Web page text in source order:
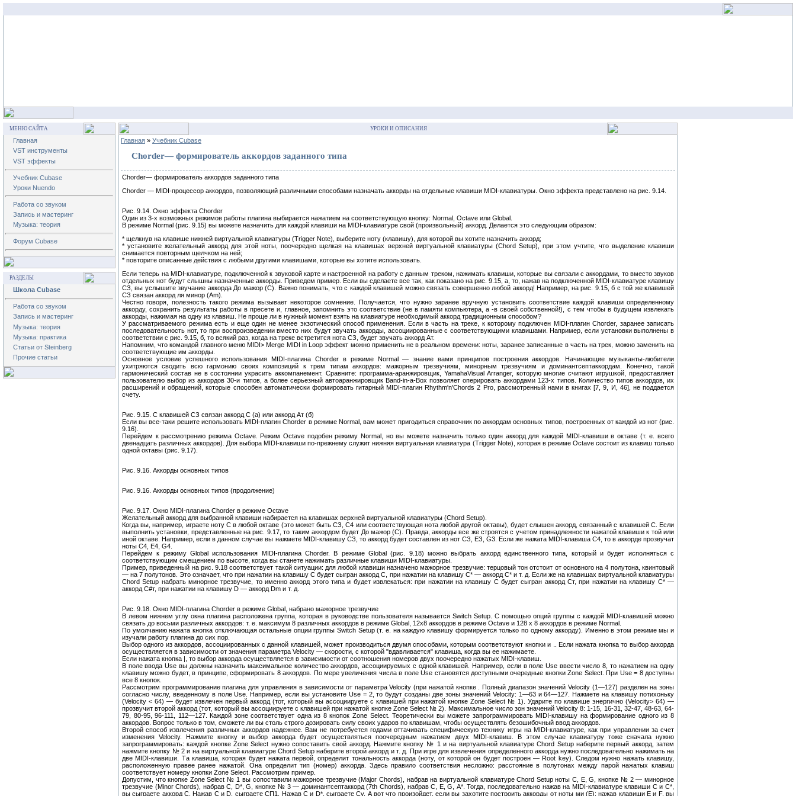
МЕНЮ САЙТА
Главная
VST инструменты
VST эффекты
Учебник Cubase
Уроки Nuendo
Работа со звуком
Запись и мастеринг
Музыка: теория
Форум Cubase
РАЗДЕЛЫ
Школа Cubase
Работа со звуком
Запись и мастеринг
Музыка: теория
Музыка: практика
Статьи от Steinberg
Прочие статьи
УРОКИ И ОПИСАНИЯ
Главная » Учебник Cubase
Chorder— формирователь аккордов заданного типа
Chorder— формирователь аккордов заданного типа
Chorder — MIDI-процессор аккордов, позволяющий различными способами назначать аккорды на отдельные клавиши MIDI-клавиатуры. Окно эффекта представлено на рис. 9.14.
Рис. 9.14. Окно эффекта Chorder
Один из 3-х возможных режимов работы плагина выбирается нажатием на соответствующую кнопку: Normal, Octave или Global.
В режиме Normal (рис. 9.15) вы можете назначить для каждой клавиши на MIDI-клавиатуре свой (произвольный) аккорд. Делается это следующим образом:
* щелкнув на клавише нижней виртуальной клавиатуры (Trigger Note), выберите ноту (клавишу), для которой вы хотите назначить аккорд;
* установите желательный аккорд для этой ноты, поочередно щелкая на клавишах верхней виртуальной клавиатуры (Chord Setup), при этом учтите, что выделение клавиши
снимается повторным щелчком на ней;
* повторите описанные действия с любыми другими клавишами, которые вы хотите использовать.
Если теперь на MIDI-клавиатуре, подключенной к звуковой карте и настроенной на работу с данным треком, нажимать клавиши, которые вы связали с аккордами, то вместо звуков
отдельных нот будут слышны назначенные аккорды. Приведем пример. Если вы сделаете все так, как показано на рис. 9.15, а, то, нажав на подключенной MIDI-клавиатуре клавишу
СЗ, вы услышите звучание аккорда До мажор (С). Важно понимать, что с каждой клавишей можно связать совершенно любой аккорд! Например, на рис. 9.15, б с той же клавишей
СЗ связан аккорд ля минор (Аm).
Честно говоря, полезность такого режима вызывает некоторое сомнение. Получается, что нужно заранее вручную установить соответствие каждой клавиши определенному
аккорду, сохранить результаты работы в пресете и, главное, запомнить это соответствие (не в памяти компьютера, а -в своей собственной!), с тем чтобы в будущем извлекать
аккорды, нажимая на одну из клавиш. Не проще ли в нужный момент взять на клавиатуре необходимый аккорд традиционным способом?
У рассматриваемого режима есть и еще один не менее экзотический способ применения. Если в часть на треке, к которому подключен MIDI-плагин Chorder, заранее записать
последовательность нот, то при воспроизведении вместо них будут звучать аккорды, ассоциированные с соответствующими клавишами. Например, если установки выполнены в
соответствии с рис. 9.15, б, то всякий раз, когда на треке встретится нота СЗ, будет звучать аккорд Ат.
Напомним, что командой главного меню MIDI> Merge MIDI in Loop эффект можно применить не в реальном времени: ноты, заранее записанные в часть на трек, можно заменить на
соответствующие им аккорды.
Основное условие успешного использования MIDI-плагина Chorder в режиме Normal — знание вами принципов построения аккордов. Начинающие музыканты-любители
ухитряются сводить всю гармонию своих композиций к трем типам аккордов: мажорным трезвучиям, минорным трезвучиям и доминантсептаккордам. Конечно, такой
гармонический состав не в состоянии украсить аккомпанемент. Сравните: программа-аранжировщик, YamahaVisual Arranger, которую многие считают игрушкой, предоставляет
пользователю выбор из аккордов 30-и типов, а более серьезный автоаранжировщик Band-in-a-Box позволяет оперировать аккордами 123-х типов. Количество типов аккордов, их
расширений и обращений, которые способен автоматически формировать гитарный MIDI-плагин Rhythm'n'Chords 2 Pro, рассмотренный нами в книгах [7, 9, И, 46], не поддается
счету.
Рис. 9.15. С клавишей СЗ связан аккорд С (а) или аккорд Ат (б)
Если вы все-таки решите использовать MIDI-плагин Chorder в режиме Normal, вам может пригодиться справочник по аккордам основных типов, построенных от каждой из нот (рис.
9.16).
Перейдем к рассмотрению режима Octave. Режим Octave подобен режиму Normal, но вы можете назначить только один аккорд для каждой MIDI-клавиши в октаве (т. е. всего
двенадцать различных аккордов). Для выбора MIDI-клавиши по-прежнему служит нижняя виртуальная клавиатура (Trigger Note), которая в режиме Octave состоит из клавиш только
одной октавы (рис. 9.17).
Рис. 9.16. Аккорды основных типов
Рис. 9.16. Аккорды основных типов (продолжение)
Рис. 9.17. Окно MIDI-плагина Chorder в режиме Octave
Желательный аккорд для выбранной клавиши набирается на клавишах верхней виртуальной клавиатуры (Chord Setup).
Когда вы, например, играете ноту С в любой октаве (это может быть СЗ, С4 или соответствующая нота любой другой октавы), будет слышен аккорд, связанный с клавишей С. Если
выполнить установки, представленные на рис. 9.17, то таким аккордом будет До мажор (С). Правда, аккорды все же строятся с учетом принадлежности нажатой клавиши к той или
иной октаве. Например, если в данном случае вы нажмете MIDI-клавишу СЗ, то аккорд будет составлен из нот СЗ, ЕЗ, G3. Если же нажата MIDI-клавиша С4, то в аккорде прозвучат
ноты С4, Е4, G4.
Перейдем к режиму Global использования MIDI-плагина Chorder. В режиме Global (рис. 9.18) можно выбрать аккорд единственного типа, который и будет исполняться с
соответствующим смещением по высоте, когда вы станете нажимать различные клавиши MIDI-клавиатуры.
Пример, приведенный на рис. 9.18 соответствует такой ситуации: для любой клавиши назначено мажорное трезвучие: терцовый тон отстоит от основного на 4 полутона, квинтовый
— на 7 полутонов. Это означает, что при нажатии на клавишу С будет сыгран аккорд С, при нажатии на клавишу С* — аккорд С* и т. д. Если же на клавишах виртуальной клавиатуры
Chord Setup набрать минорное трезвучие, то именно аккорд этого типа и будет извлекаться: при нажатии на клавишу С будет сыгран аккорд Ст, при нажатии на клавишу С* —
аккорд С#т, при нажатии на клавишу D — аккорд Dm и т. д.
Рис. 9.18. Окно MIDI-плагина Chorder в режиме Global, набрано мажорное трезвучие
В левом нижнем углу окна плагина расположена группа, которая в руководстве пользователя называется Switch Setup. С помощью опций группы с каждой MIDI-клавишей можно
связать до восьми различных аккордов: т. е. максимум 8 различных аккордов в режиме Global, 12x8 аккордов в режиме Octave и 128 х 8 аккордов в режиме Normal.
По умолчанию нажата кнопка отключающая остальные опции группы Switch Setup (т. е. на каждую клавишу формируется только по одному аккорду). Именно в этом режиме мы и
изучали работу плагина до сих пор.
Выбор одного из аккордов, ассоциированных с данной клавишей, может производиться двумя способами, которым соответствуют кнопки и .. Если нажата кнопка то выбор аккорда
осуществляется в зависимости от значения параметра Velocity — скорости, с которой "вдавливается" клавиша, когда вы ее нажимаете.
Если нажата кнопка |, то выбор аккорда осуществляется в зависимости от соотношения номеров двух поочередно нажатых MIDI-клавиш.
В поле ввода Use вы должны назначить максимальное количество аккордов, ассоциируемых с одной клавишей. Например, если в поле Use ввести число 8, то нажатием на одну
клавишу можно будет, в принципе, сформировать 8 аккордов. По мере увеличения числа в поле Use становятся доступными очередные кнопки Zone Select. При Use = 8 доступны
все 8 кнопок.
Рассмотрим программирование плагина для управления в зависимости от параметра Velocity (при нажатой кнопке . Полный диапазон значений Velocity (1—127) разделен на зоны
согласно числу, введенному в поле Use. Например, если вы установите Use = 2, то будут созданы две зоны значений Velocity: 1—63 и 64—127. Нажмете на клавишу потихоньку
(Velocity < 64) — будет извлечен первый аккорд (тот, который вы ассоциируете с клавишей при нажатой кнопке Zone Select № 1). Ударите по клавише энергично (Velocity> 64) —
прозвучит второй аккорд (тот, который вы ассоциируете с клавишей при нажатой кнопке Zone Select № 2). Максимальное число зон значений Velocity 8: 1-15, 16-31, 32-47, 48-63, 64-
79, 80-95, 96-111, 112—127. Каждой зоне соответствует одна из 8 кнопок Zone Select. Теоретически вы можете запрограммировать MIDI-клавишу на формирование одного из 8
аккордов. Вопрос только в том, сможете ли вы столь строго дозировать силу своих ударов по клавишам, чтобы осуществлять безошибочный ввод аккордов.
Второй способ извлечения различных аккордов надежнее. Вам не потребуется годами оттачивать специфическую технику игры на MIDI-клавиатуре, как при управлении за счет
изменения Velocity. Нажмите кнопку и выбор аккорда будет осуществляться поочередным нажатием двух MIDI-клавиш. В этом случае клавиатуру тоже сначала нужно
запрограммировать: каждой кнопке Zone Select нужно сопоставить свой аккорд. Нажмите кнопку № 1 и на виртуальной клавиатуре Chord Setup наберите первый аккорд, затем
нажмите кнопку № 2 и на виртуальной клавиатуре Chord Setup наберите второй аккорд и т. д. При игре для извлечения определенного аккорда нужно последовательно нажимать на
две MIDI-клавиши. Та клавиша, которая будет нажата первой, определит тональность аккорда (ноту, от которой он будет построен — Root key). Следом нужно нажать клавишу,
расположенную правее ранее нажатой. Она определит тип (номер) аккорда. Здесь правило соответствия несложно: расстояние в полутонах между парой нажатых клавиш
соответствует номеру кнопки Zone Select. Рассмотрим пример.
Допустим, что кнопке Zone Select № 1 вы сопоставили мажорное трезвучие (Major Chords), набрав на виртуальной клавиатуре Chord Setup ноты С, Е, G, кнопке № 2 — минорное
трезвучие (Minor Chords), набрав С, D*, G, кнопке № 3 — доминантсептаккорд (7th Chords), набрав С, Е, G, А*. Тогда, последовательно нажав на MIDI-клавиатуре клавиши С и С*,
вы сыграете аккорд С. Нажав С и D, сыграете СП1. Нажав С и D*, сыграете Су. А вот что произойдет, если вы захотите построить аккорды от ноты ми (Е): нажав клавиши Е и F, вы